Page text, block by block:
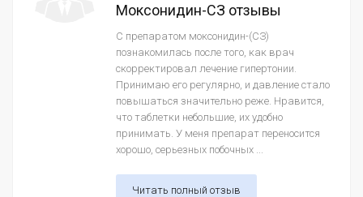
Моксонидин-СЗ отзывы
С препаратом моксонидин-(СЗ)
познакомилась после того, как врач
скорректировал лечение гипертонии.
Принимаю его регулярно, и давление стало
повышаться значительно реже. Нравится,
что таблетки небольшие, их удобно
принимать. У меня препарат переносится
хорошо, серьезных побочных ...
Читать полный отзыв